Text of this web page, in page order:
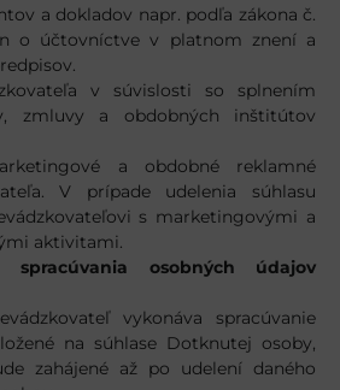
a dokladov napr. podľa zákona č.
o účtovníctve v platnom znení a
v súvislosti so splnením
zmluvy a obdobných inštitútov
a obdobné reklamné
V prípade udelenia súhlasu
s marketingovými a
aktivitami.
osobných údajov
vykonáva spracúvanie
na súhlase Dotknutej osoby,
zahájené až po udelení daného